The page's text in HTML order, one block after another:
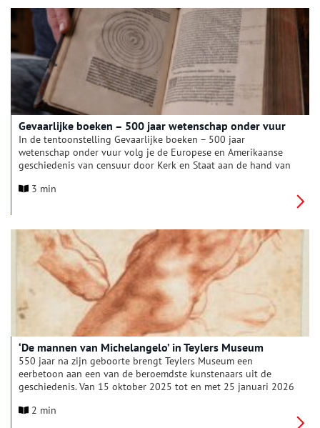
kennisdeling en het zichtbaar maken van onderhoud- en
restauratieprojecten in de provincie.
Gevaarlijke boeken – 500 jaar wetenschap onder vuur
In de tentoonstelling Gevaarlijke boeken – 500 jaar
wetenschap onder vuur volg je de Europese en Amerikaanse
geschiedenis van censuur door Kerk en Staat aan de hand van
dat kan bedreigend zijn – voor sommige machthebbers nog
3 min
‘De mannen van Michelangelo’ in Teylers Museum
550 jaar na zijn geboorte brengt Teylers Museum een
eerbetoon aan een van de beroemdste kunstenaars uit de
geschiedenis. Van 15 oktober 2025 tot en met 25 januari 2026
over de glorieuze hoofdrol die het mannelijk lichaam speelt in
2 min